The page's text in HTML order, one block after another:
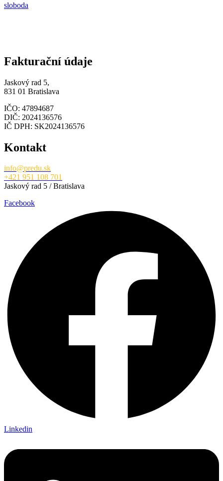
sloboda
Fakturační údaje
Jaskový rad 5,
831 01 Bratislava
IČO: 47894687
DIČ: 2024136576
IČ DPH: SK2024136576
Kontakt
info@predu.sk
+421 951 108 701
Jaskový rad 5 / Bratislava
Facebook
Linkedin